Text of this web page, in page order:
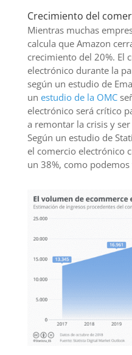
Crecimiento del
Mientras muchas
calcula que Amazon
crecimiento del 20%. El
electrónico durante la
según un estudio de
un estudio de la OMC
electrónico será crítico
a remontar la crisis y
Según un estudio de
el comercio electrónico
un 38%, como